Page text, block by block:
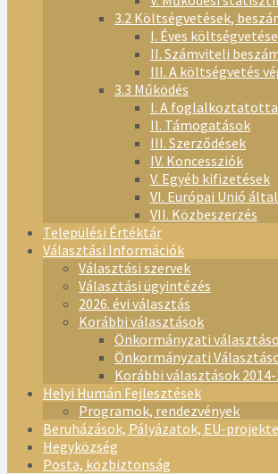
3.2 Költségvetések,
I. Éves
II. Számviteli
III. A költségvetés
3.3 Működés
I. A
II. Támogatások
III. Szerződések
IV. Koncessziók
V. Egyéb kifizetések
VI. Európai Unió
VII. Közbeszerzés
Települési Értéktár
Választási Információk
Választási szervek
Választási ügyintézés
2026. évi választás
Korábbi választások
Önkormányzati
Önkormányzati
Korábbi választások 2014-
Helyi Humán Fejlesztések
Programok, rendezvények
Beruházások, Pályázatok, EU-
Hegyközség
Posta, közbiztonság